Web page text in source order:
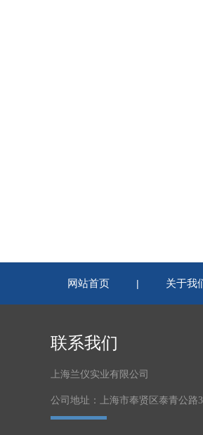
网站首页 | 关于我
联系我们
上海兰仪实业有限公司
公司地址：上海市奉贤区泰青公路